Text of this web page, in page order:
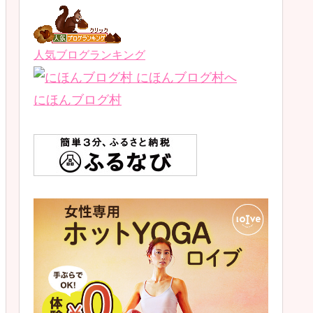
人気ブログランキング
にほんブログ村